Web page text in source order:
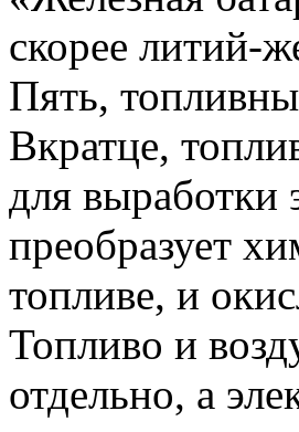
скорее литий-
Пять,
Вкратце,
для выработки
преобразует
топливе, и
Топливо и
отдельно, а